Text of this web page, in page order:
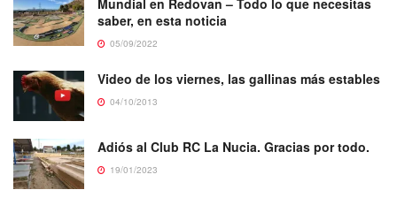
saber, en esta noticia
05/09/2022
Video de los viernes, las gallinas más estables
04/10/2013
Adiós al Club RC La Nucia. Gracias por todo.
19/01/2023